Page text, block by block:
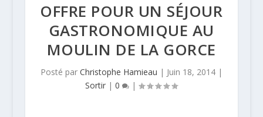
OFFRE POUR UN SÉJOUR
GASTRONOMIQUE AU
MOULIN DE LA GORCE
Posté par Christophe Hamieau | Juin 18, 2014|
Sortir |0 |